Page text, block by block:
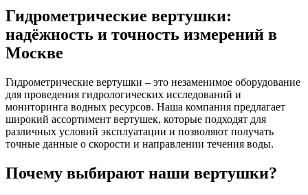
Гидрометрические вертушки:
надёжность и точность измерений в
Москве
Гидрометрические вертушки – это незаменимое оборудование
для проведения гидрологических исследований и
мониторинга водных ресурсов. Наша компания предлагает
широкий ассортимент вертушек, которые подходят для
различных условий эксплуатации и позволяют получать
точные данные о скорости и направлении течения воды.
Почему выбирают наши вертушки?